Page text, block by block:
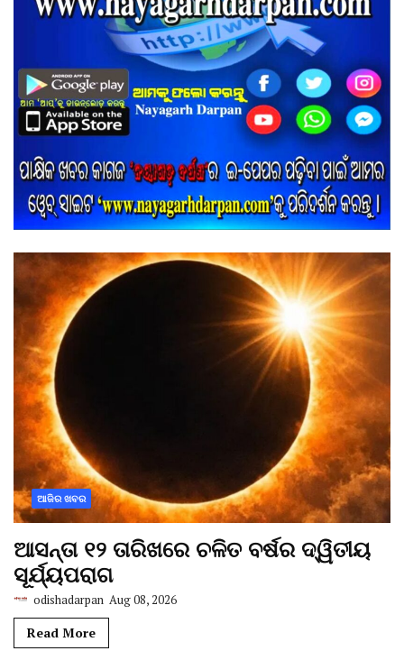
ଆଜିର ଖବର
ଆସନ୍ତା ୧୨ ତାରିଖରେ ଚଳିତ ବର୍ଷର ଦ୍ୱିତୀୟ
ସୂର୍ଯ୍ୟପରାଗ
odishadarpan Aug 08, 2026
Read More